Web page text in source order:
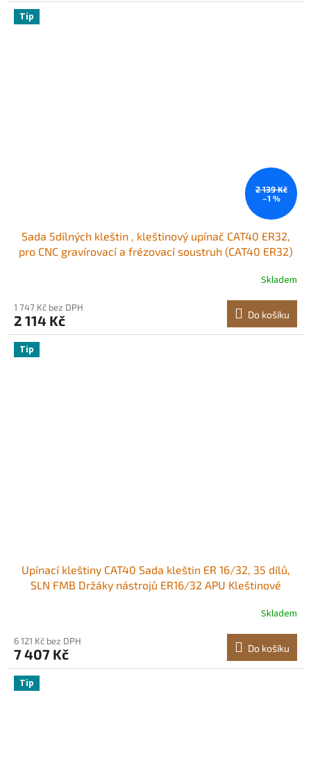
Tip
2 139 Kč
–1 %
Sada 5dílných kleštin , kleštinový upínač CAT40 ER32,
pro CNC gravírovací a frézovací soustruh (CAT40 ER32)
Skladem
1 747 Kč bez DPH
2 114 Kč Do košíku
Tip
Upínací kleštiny CAT40 Sada kleštin ER 16/32, 35 dílů,
SLN FMB Držáky nástrojů ER16/32 APU Kleštinové
Skladem
6 121 Kč bez DPH
7 407 Kč Do košíku
Tip